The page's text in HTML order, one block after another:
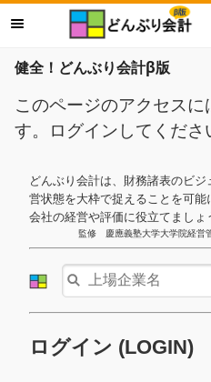
健全！どんぶり会計β版
このページのアクセス
す。ログインしてくださ
どんぶり会計は、財務諸表のビ
営状態を大枠で捉えることを可能
会社の経営や評価に役立てましょ
監修 慶應義塾大学大学院経営
ログイン (LOGIN)